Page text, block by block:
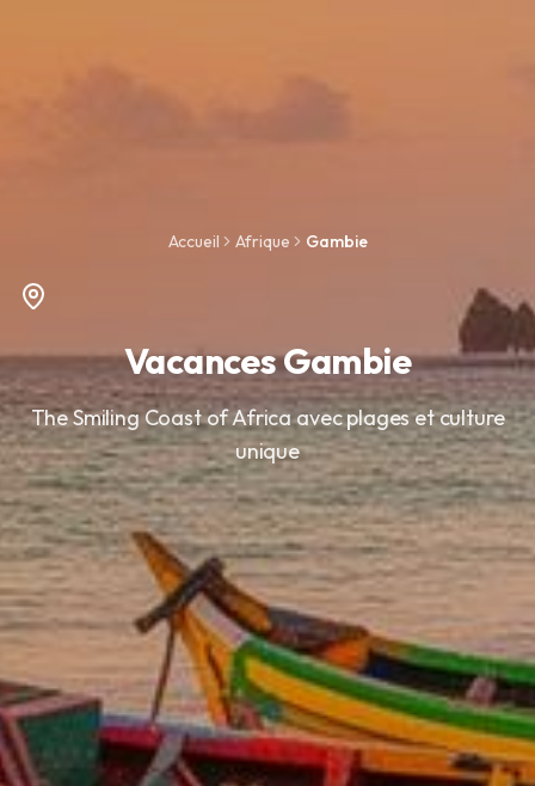
Accueil Afrique Gambie
Vacances Gambie
The Smiling Coast of Africa avec plages et culture
unique